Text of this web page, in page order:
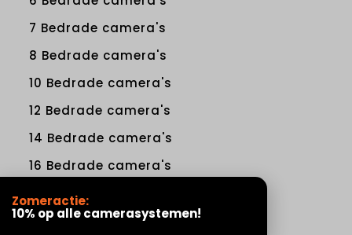
7 Bedrade camera's
8 Bedrade camera's
10 Bedrade camera's
12 Bedrade camera's
14 Bedrade camera's
16 Bedrade camera's
Zelf samenstellen
Zomeractie:
10% op alle camerasystemen!